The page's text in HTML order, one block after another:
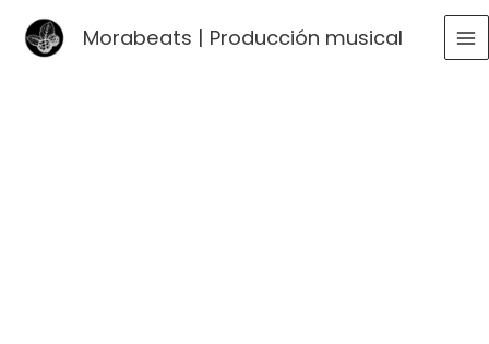
Morabeats | Producción musical